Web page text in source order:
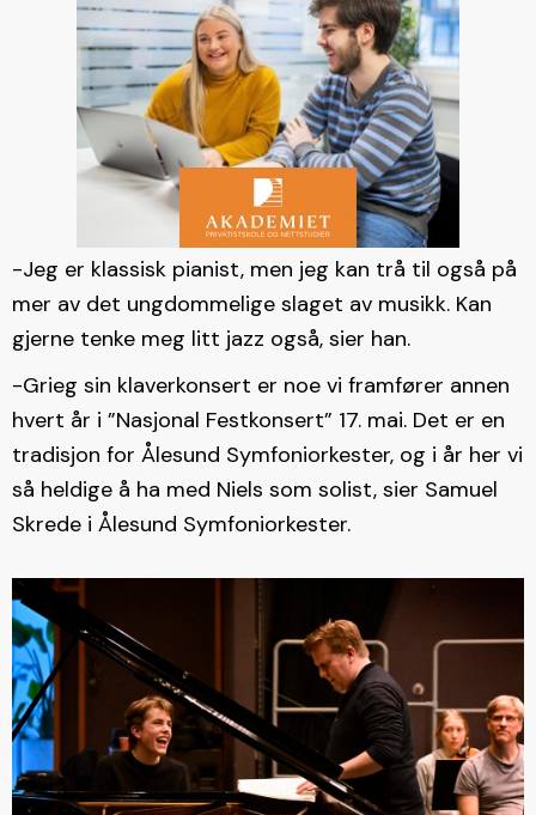
-Jeg er klassisk pianist, men jeg kan trå til også på
mer av det ungdommelige slaget av musikk. Kan
gjerne tenke meg litt jazz også, sier han.
-Grieg sin klaverkonsert er noe vi framfører annen
hvert år i ”Nasjonal Festkonsert” 17. mai. Det er en
tradisjon for Ålesund Symfoniorkester, og i år her vi
så heldige å ha med Niels som solist, sier Samuel
Skrede i Ålesund Symfoniorkester.